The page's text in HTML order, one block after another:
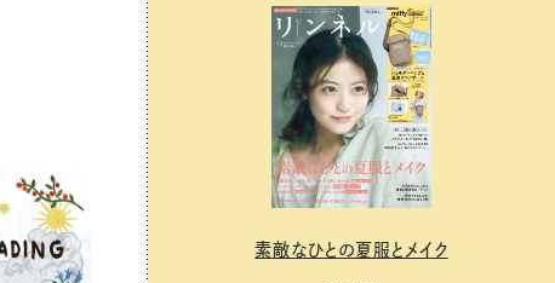
素敵なひとの夏服とメイク